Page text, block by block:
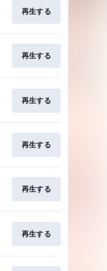
再生する
再生する
再生する
再生する
再生する
再生する